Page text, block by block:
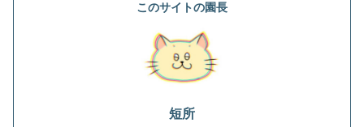
このサイトの園長
短所